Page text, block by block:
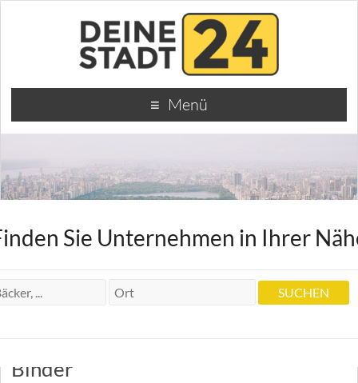
Menü
Sie Unternehmen in Ihrer
Binder